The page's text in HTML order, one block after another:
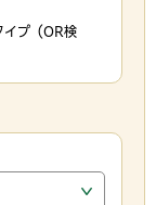
イプ（OR検